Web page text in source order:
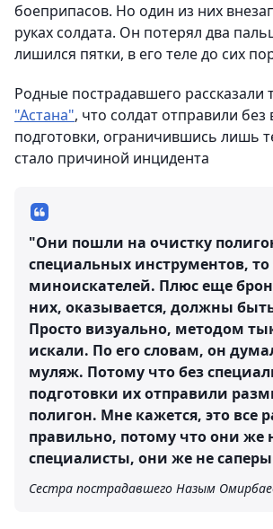
боеприпасов. Но один из них
руках солдата. Он потерял два
лишился пятки, в его теле до сих
Родные пострадавшего рассказали
"Астана", что солдат отправили без
подготовки, ограничившись лишь
стало причиной инцидента
"Они пошли на очистку
специальных инструментов, то
миноискателей. Плюс еще
них, оказывается, должны
Просто визуально, методом
искали. По его словам, он
муляж. Потому что без
подготовки их отправили
полигон. Мне кажется, это все
правильно, потому что они же
специалисты, они же не
Сестра пострадавшего Назым